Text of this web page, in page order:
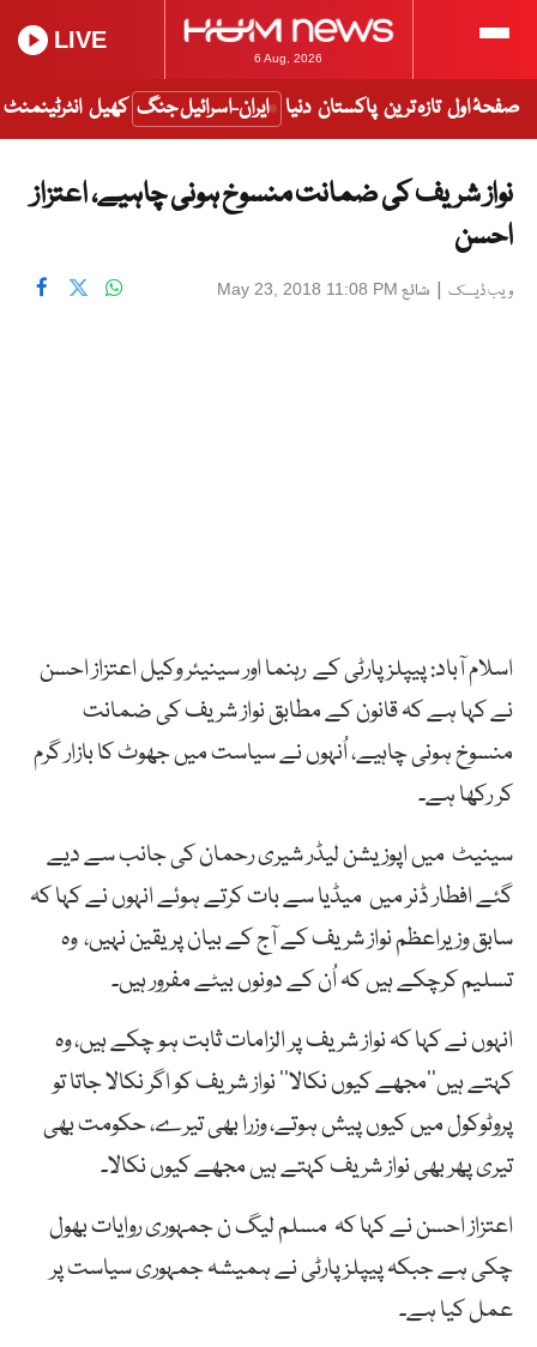
6 Aug, 2026
LIVE
صفحۂ اول تازہ ترین پاکستان دنیا ایران-اسرائیل جنگ کھیل انٹرٹینمنٹ
نواز شریف کی ضمانت منسوخ ہونی چاہیے، اعتزاز
احسن
ویب ڈیسک | شائع May 23, 2018 11:08 PM
اسلام آباد: پیپلزپارٹی کے رہنما اور سینیئر وکیل اعتزاز احسن
نے کہا ہے کہ قانون کے مطابق نواز شریف کی ضمانت
منسوخ ہونی چاہیے، اُنہوں نے سیاست میں جھوٹ کا بازار گرم
کر رکھا ہے۔
سینیٹ میں اپوزیشن لیڈر شیری رحمان کی جانب سے دیے
گئے افطار ڈنر میں میڈیا سے بات کرتے ہوئے انہوں نے کہا کہ
سابق وزیراعظم نواز شریف کے آج کے بیان پر یقین نہیں، وہ
تسلیم کرچکے ہیں کہ اُن کے دونوں بیٹے مفرور ہیں۔
انہوں نے کہا کہ نواز شریف پر الزامات ثابت ہو چکے ہیں، وہ
کہتے ہیں’’مجھے کیوں نکالا‘‘ نواز شریف کو اگر نکالا جاتا تو
پروٹوکول میں کیوں پیش ہوتے، وزرا بھی تیرے، حکومت بھی
تیری پھر بھی نواز شریف کہتے ہیں مجھے کیوں نکالا۔
اعتزاز احسن نے کہا کہ مسلم لیگ ن جمہوری روایات بھول
چکی ہے جبکہ پیپلز پارٹی نے ہمیشہ جمہوری سیاست پر
عمل کیا ہے۔